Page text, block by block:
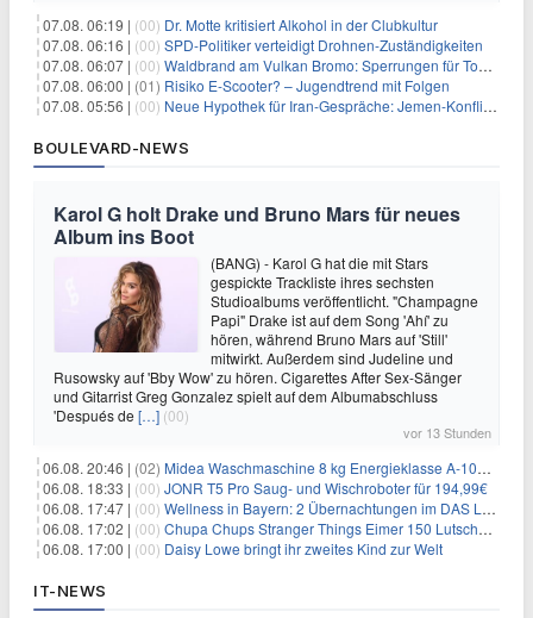
07.08. 06:19 | (00) Dr. Motte kritisiert Alkohol in der Clubkultur
07.08. 06:16 | (00) SPD-Politiker verteidigt Drohnen-Zuständigkeiten
07.08. 06:07 | (00) Waldbrand am Vulkan Bromo: Sperrungen für Touristen
07.08. 06:00 | (01) Risiko E-Scooter? – Jugendtrend mit Folgen
07.08. 05:56 | (00) Neue Hypothek für Iran-Gespräche: Jemen-Konflikt eskaliert
BOULEVARD-NEWS
Karol G holt Drake und Bruno Mars für neues
Album ins Boot
(BANG) - Karol G hat die mit Stars
gespickte Trackliste ihres sechsten
Studioalbums veröffentlicht. "Champagne
Papi" Drake ist auf dem Song 'Ahí' zu
hören, während Bruno Mars auf 'Still'
mitwirkt. Außerdem sind Judeline und
Rusowsky auf 'Bby Wow' zu hören. Cigarettes After Sex-Sänger
und Gitarrist Greg Gonzalez spielt auf dem Albumabschluss
'Después de […] (00)
vor 13 Stunden
06.08. 20:46 | (02) Midea Waschmaschine 8 kg Energieklasse A-10% 1400 U/Min für 289,97€
06.08. 18:33 | (00) JONR T5 Pro Saug- und Wischroboter für 194,99€
06.08. 17:47 | (00) Wellness in Bayern: 2 Übernachtungen im DAS LUDWIG Sports Resort inkl. HP + Wellness ab 174€ p.P.
06.08. 17:02 | (00) Chupa Chups Stranger Things Eimer 150 Lutscher für 21,95€
06.08. 17:00 | (00) Daisy Lowe bringt ihr zweites Kind zur Welt
IT-NEWS